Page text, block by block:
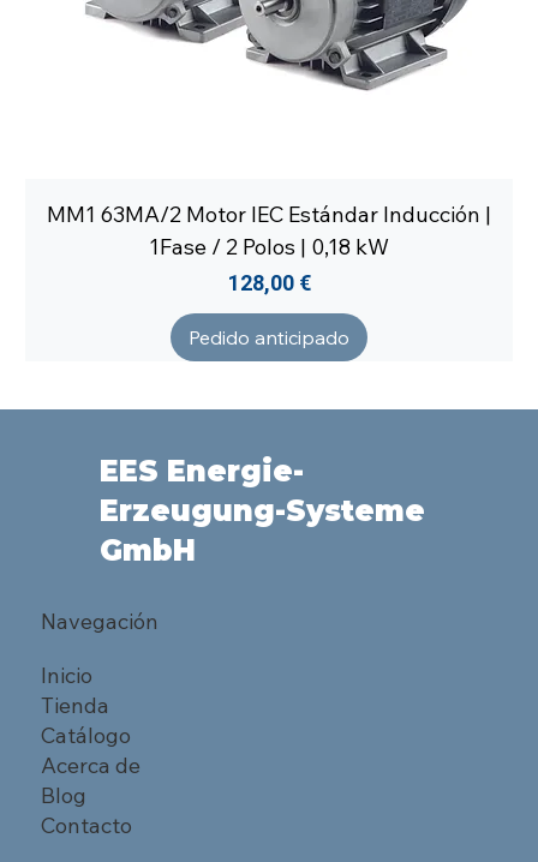
MM1 63MA/2 Motor IEC Estándar Inducción |
1Fase / 2 Polos | 0,18 kW
Precio
128,00 €
Pedido anticipado
EES Energie-
Erzeugung-Systeme
GmbH
Navegación
Inicio
Tienda
Catálogo
Acerca de
Blog
Contacto